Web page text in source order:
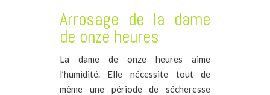
Arrosage de la dame
de onze heures
La dame de onze heures aime
l’humidité. Elle nécessite tout de
même une période de sécheresse